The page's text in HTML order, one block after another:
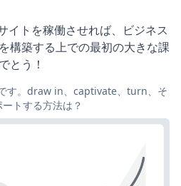
トを稼働させれば、ビジネス
構築する上での最初の大きな課
とう！
す。draw in、captivate、turn、そ
トする方法は？